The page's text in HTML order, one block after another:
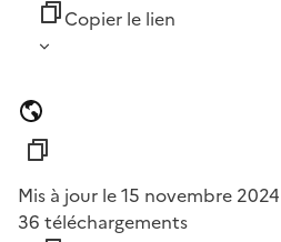
Copier le lien
Mis à jour le 15 novembre 2024
36 téléchargements